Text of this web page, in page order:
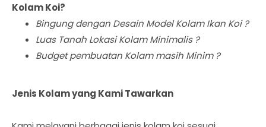
Kolam Koi?
Bingung dengan Desain Model Kolam Ikan Koi ?
Luas Tanah Lokasi Kolam Minimalis ?
Budget pembuatan Kolam masih Minim ?
Jenis Kolam yang Kami Tawarkan